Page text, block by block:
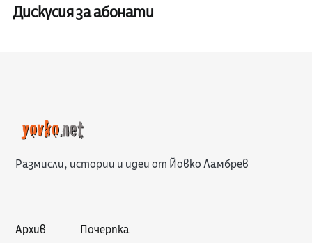
Дискусия за абонати
Размисли, истории и идеи от Йовко Ламбрев
Архив Почерпка